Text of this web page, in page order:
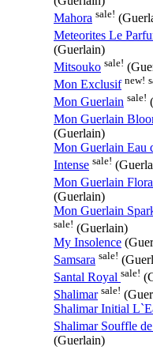
Mahora sale!
Meteorites Le
(Guerlain)
Mitsouko sale!
Mon Exclusif new!
Mon Guerlain sale!
Mon Guerlain
(Guerlain)
Mon Guerlain Eau
Intense sale!
Mon Guerlain
(Guerlain)
Mon Guerlain
sale! (Guerlain)
My Insolence
Samsara sale!
Santal Royal sale!
Shalimar sale!
Shalimar Initial
Shalimar Souffle
(Guerlain)